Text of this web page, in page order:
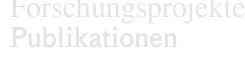
Forschungsprojekte
Publikationen